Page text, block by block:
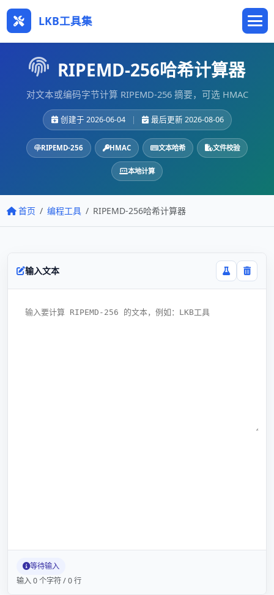
LKB工具集
RIPEMD-256哈希计算器
对文本或编码字节计算 RIPEMD-256 摘要，可选 HMAC
创建于 2026-06-04 | 最后更新 2026-08-06
RIPEMD-256 HMAC 文本哈希 文件校验
本地计算
首页 编程工具 RIPEMD-256哈希计算器
输入文本
等待输入
输入 0 个字符 / 0 行